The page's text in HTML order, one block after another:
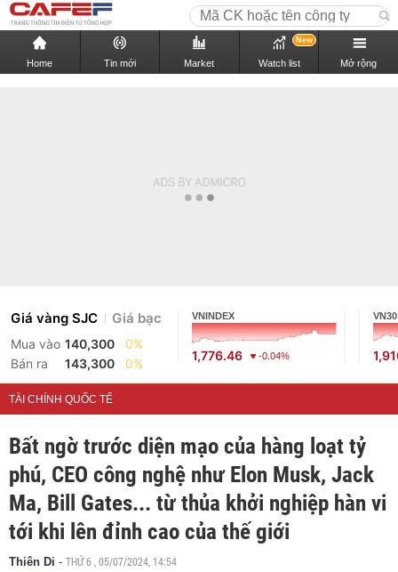
Home Tin mới Market Watch list
New
Mở rộng
Giá vàng SJC Giá bạc
Mua vào 140,300
0%
Bán ra
143,300 0%
VNINDEX
1,776.46 -0.04%
VN30
TÀI CHÍNH QUỐC TẾ
Bất ngờ trước diện mạo của hàng loạt tỷ
phú, CEO công nghệ như Elon Musk, Jack
Ma, Bill Gates... từ thủa khởi nghiệp hàn vi
tới khi lên đỉnh cao của thế giới
Thiên Di - THỨ 6 , 05/07/2024, 14:54